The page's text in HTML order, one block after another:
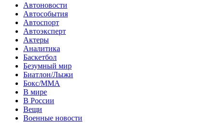
Автоновости
Автособытия
Автоспорт
Автоэксперт
Актеры
Аналитика
Баскетбол
Безумный мир
Биатлон/Лыжи
Бокс/MMA
В мире
В России
Вещи
Военные новости